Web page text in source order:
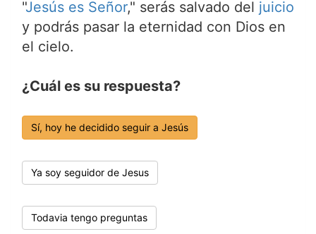
"Jesús es Señor," serás salvado del juicio
y podrás pasar la eternidad con Dios en
el cielo.
¿Cuál es su respuesta?
Sí, hoy he decidido seguir a Jesús
Ya soy seguidor de Jesus
Todavia tengo preguntas